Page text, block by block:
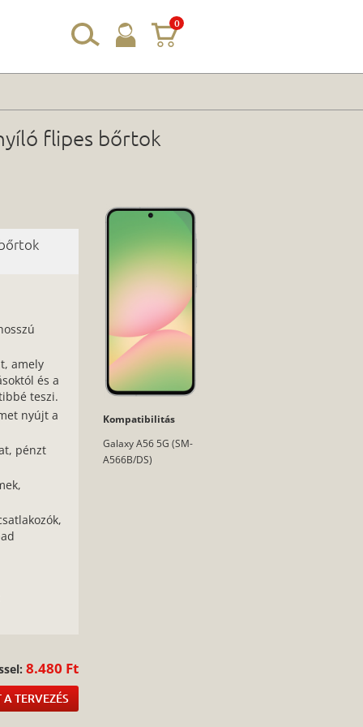
0
flipes bőrtok
amely
és a
teszi.
nyújt a
pénzt
8.480 Ft
TERVEZÉS
Kompatibilitás
Galaxy A56 5G (SM-
A566B/DS)